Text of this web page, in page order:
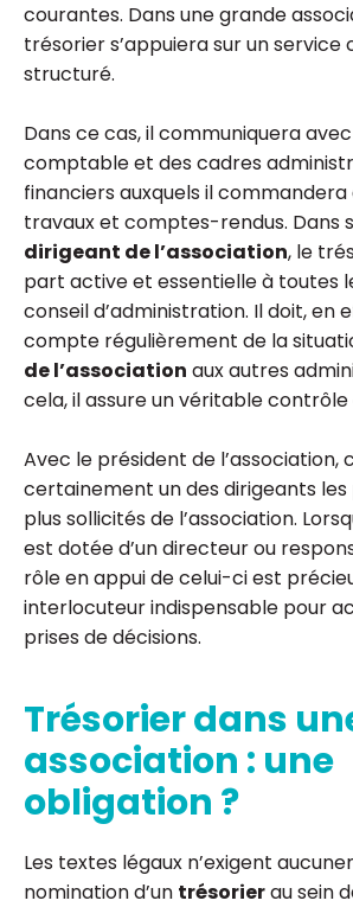
courantes. Dans une grande
trésorier s’appuiera sur un
structuré.
Dans ce cas, il communiquera
comptable et des cadres
financiers auxquels il
travaux et comptes-rendus. Dans
dirigeant de l’association, le
part active et essentielle à toutes
conseil d’administration. Il doit, en
compte régulièrement de la
de l’association aux autres
cela, il assure un véritable contrôle
Avec le président de l’association,
certainement un des dirigeants
plus sollicités de l’association.
est dotée d’un directeur ou
rôle en appui de celui-ci est
interlocuteur indispensable pour
prises de décisions.
Trésorier dans
association : une
obligation ?
Les textes légaux n’exigent
nomination d’un trésorierau sein